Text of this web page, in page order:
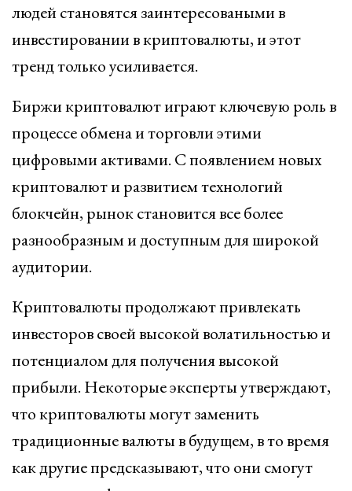
людей становятся заинтересоваными в
инвестировании в криптовалюты, и этот
тренд только усиливается.
Биржи криптовалют играют ключевую роль в
процессе обмена и торговли этими
цифровыми активами. С появлением новых
криптовалют и развитием технологий
блокчейн, рынок становится все более
разнообразным и доступным для широкой
аудитории.
Криптовалюты продолжают привлекать
инвесторов своей высокой волатильностью и
потенциалом для получения высокой
прибыли. Некоторые эксперты утверждают,
что криптовалюты могут заменить
традиционные валюты в будущем, в то время
как другие предсказывают, что они смогут